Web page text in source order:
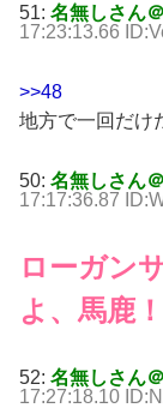
51: 名無しさん
17:23:13.66
>>48
地方で一回だけ
50: 名無しさん
17:17:36.87
ローガン
よ、馬鹿
52: 名無しさん
17:27:18.10